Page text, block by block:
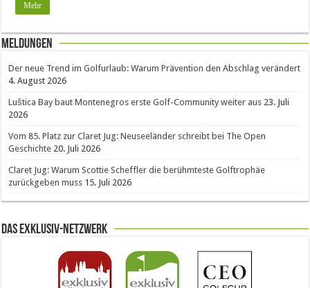
Mehr
Meldungen
Der neue Trend im Golfurlaub: Warum Prävention den Abschlag verändert
4. August 2026
Luštica Bay baut Montenegros erste Golf-Community weiter aus 23. Juli
2026
Vom 85. Platz zur Claret Jug: Neuseeländer schreibt bei The Open
Geschichte 20. Juli 2026
Claret Jug: Warum Scottie Scheffler die berühmteste Golftrophäe
zurückgeben muss 15. Juli 2026
Das Exklusiv-Netzwerk